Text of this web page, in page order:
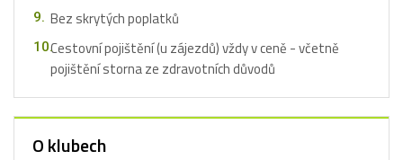
Bez skrytých poplatků
Cestovní pojištění (u zájezdů) vždy v ceně - včetně
pojištění storna ze zdravotních důvodů
O klubech